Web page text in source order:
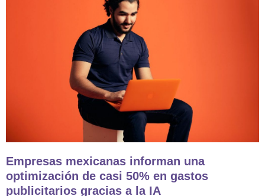
Empresas mexicanas informan una
optimización de casi 50% en gastos
publicitarios gracias a la IA